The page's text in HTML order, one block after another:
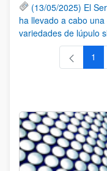
(13/05/2025) El
ha llevado a cabo
variedades de lúpulo
1